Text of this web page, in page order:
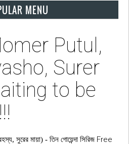
MENU
Putul,
Surer
to be
সুরের মায়া) - তিন গোয়েন্দা সিরিজ Free